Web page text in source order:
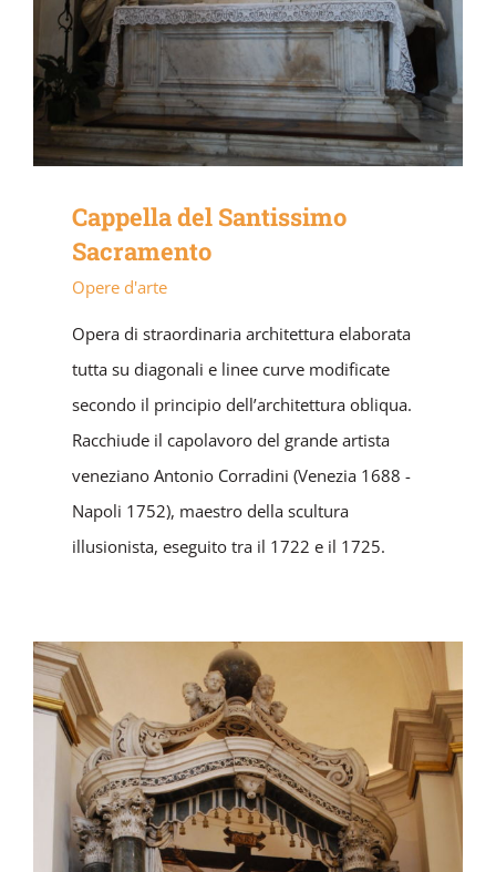
Cappella del Santissimo
Sacramento
Opere d'arte
Opera di straordinaria architettura elaborata
tutta su diagonali e linee curve modificate
secondo il principio dell’architettura obliqua.
Racchiude il capolavoro del grande artista
veneziano Antonio Corradini (Venezia 1688 -
Napoli 1752), maestro della scultura
illusionista, eseguito tra il 1722 e il 1725.